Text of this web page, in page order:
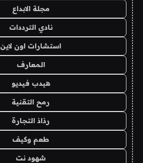
مجلة الابداع
نادي الترددات
استشارات اون لاين
المعارف
هيدب فيديو
رمح التقنية
رذاذ التجارة
طعم وكيف
شهود نت